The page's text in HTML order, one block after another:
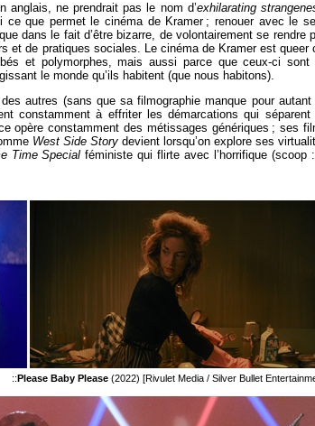
anglais, ne prendrait pas le nom d’exhilarating
ce que permet le cinéma de Kramer ; renouer avec le
dans le fait d’être bizarre, de volontairement se rendre
et de pratiques sociales. Le cinéma de Kramer est queer
et polymorphes, mais aussi parce que ceux-ci sont
le monde qu’ils habitent (que nous habitons).
autres (sans que sa filmographie manque pour autant
constamment à effriter les démarcations qui séparent
opère constamment des métissages génériques ; ses
West Side Story devient lorsqu’on explore ses
Time Specialféministe qui flirte avec l’horrifique (scoop
::Please Baby Please (2022) [Rivulet Media / Silver Bullet